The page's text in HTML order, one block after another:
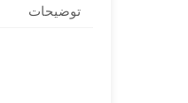
توضیحات